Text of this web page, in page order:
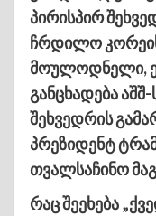
პირისპირ
ჩრდილო კორეის
მოულოდნელი,
განცხადება
შეხვედრის
პრეზიდენტ
თვალსაჩინო
რაც შეეხება